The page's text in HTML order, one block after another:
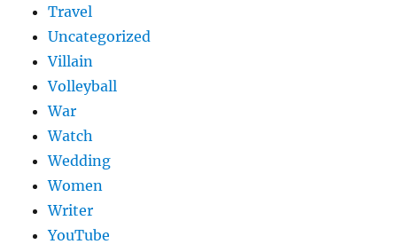
Travel
Uncategorized
Villain
Volleyball
War
Watch
Wedding
Women
Writer
YouTube